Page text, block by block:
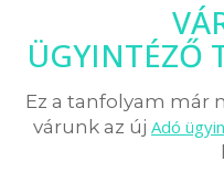
ÜGYINTÉZŐ
Ez a tanfolyam már
várunk az új Adó